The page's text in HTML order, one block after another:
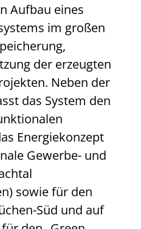
Aufbau eines
im großen
der erzeugten
Neben der
das System den
Energiekonzept
Gewerbe- und
sowie für den
Süd und auf